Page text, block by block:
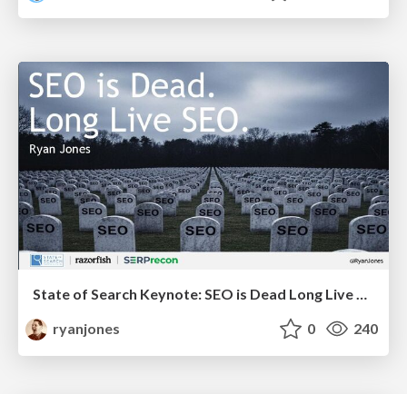
State of Search Keynote: SEO is Dead Long Live SEO
ryanjones
0 240